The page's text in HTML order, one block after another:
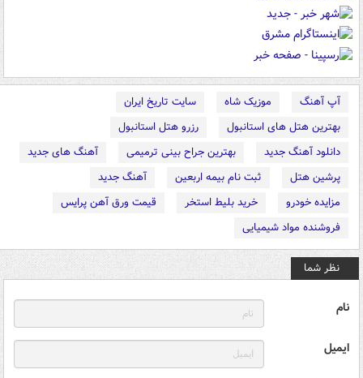
آپ آهنگ موزیک شاه
سایت تاریخ ایران
بهترین هتل های استانبول
رزرو هتل استانبول
دانلود آهنگ جدید
بهترین جراح بینی ترمیمی
آهنگ های جدید
پرشین هتل
ثبت نام بیمه اربعین
آهنگ جدید
مزایده خودرو
خرید بلیط استخر
قیمت ورق آهن پرایس
فروشنده مواد شیمیایی
نظر شما
نام
ایمیل